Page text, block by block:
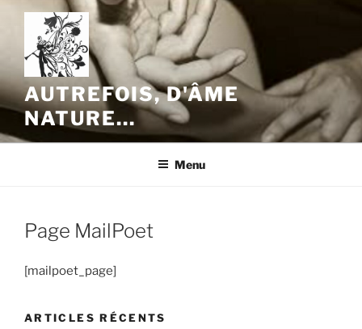
Aller
contenu
principal
AUTREFOIS, D'ÂME
NATURE…
Menu
Page MailPoet
[mailpoet_page]
ARTICLES RÉCENTS